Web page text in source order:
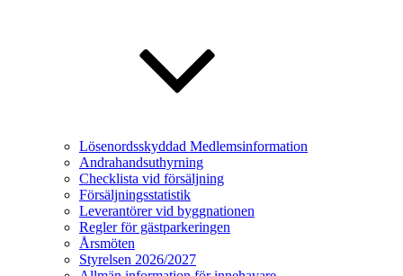
Lösenordsskyddad Medlemsinformation
Andrahandsuthyrning
Checklista vid försäljning
Försäljningsstatistik
Leverantörer vid byggnationen
Regler för gästparkeringen
Årsmöten
Styrelsen 2026/2027